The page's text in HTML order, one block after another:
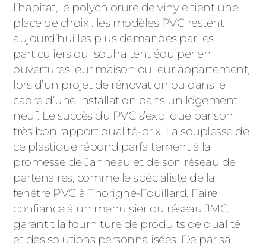
l’habitat, le polychlorure de vinyle tient une
place de choix : les modèles PVC restent
aujourd’hui les plus demandés par les
particuliers qui souhaitent équiper en
ouvertures leur maison ou leur appartement,
lors d’un projet de rénovation ou dans le
cadre d’une installation dans un logement
neuf. Le succès du PVC s’explique par son
très bon rapport qualité-prix. La souplesse de
ce plastique répond parfaitement à la
promesse de Janneau et de son réseau de
partenaires, comme le spécialiste de la
fenêtre PVC à Thorigné-Fouillard. Faire
confiance à un menuisier du réseau JMC
garantit la fourniture de produits de qualité
et des solutions personnalisées. De par sa
ACIER